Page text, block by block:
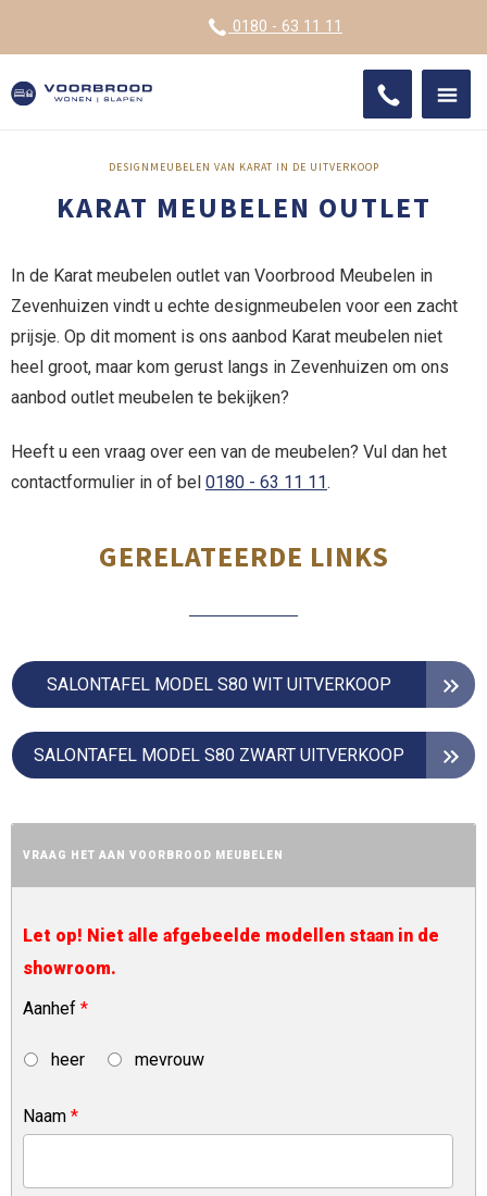
0180 - 63 11 11
KARAT MEUBELEN OUTLET
DESIGNMEUBELEN VAN KARAT IN DE UITVERKOOP
In de Karat meubelen outlet van Voorbrood Meubelen in
Zevenhuizen vindt u echte designmeubelen voor een zacht
prijsje. Op dit moment is ons aanbod Karat meubelen niet
heel groot, maar kom gerust langs in Zevenhuizen om ons
aanbod outlet meubelen te bekijken?
Heeft u een vraag over een van de meubelen? Vul dan het
contactformulier in of bel 0180 - 63 11 11.
GERELATEERDE LINKS
SALONTAFEL MODEL S80 WIT UITVERKOOP
SALONTAFEL MODEL S80 ZWART UITVERKOOP
VRAAG HET AAN VOORBROOD MEUBELEN
Let op! Niet alle afgebeelde modellen staan in de
showroom.
Aanhef *
heer mevrouw
Naam *